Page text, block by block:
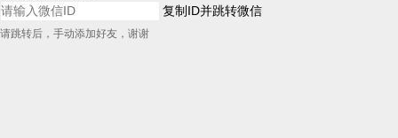
复制ID并跳转微信
请跳转后，手动添加好友，谢谢